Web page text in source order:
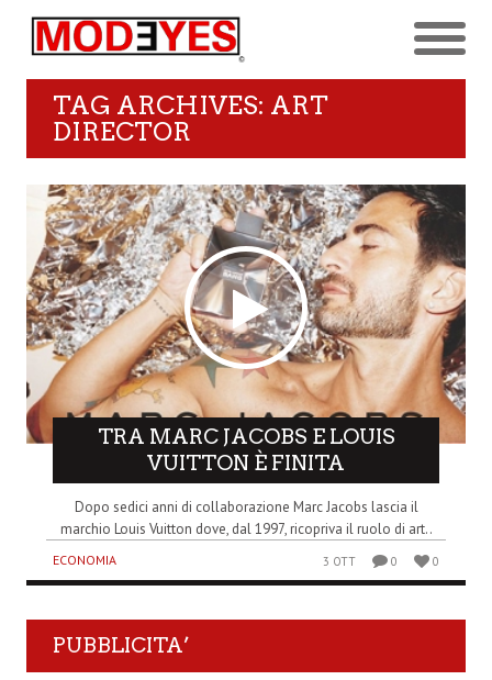
TAG ARCHIVES: ART
DIRECTOR
TRA MARC JACOBS E LOUIS
VUITTON È FINITA
Dopo sedici anni di collaborazione Marc Jacobs lascia il
marchio Louis Vuitton dove, dal 1997, ricopriva il ruolo di art..
ECONOMIA 3 OTT 0 0
PUBBLICITA’